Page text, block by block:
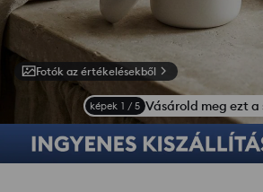
Fotók az értékelésekből
képek 1 / 5 Vásárold meg ezt